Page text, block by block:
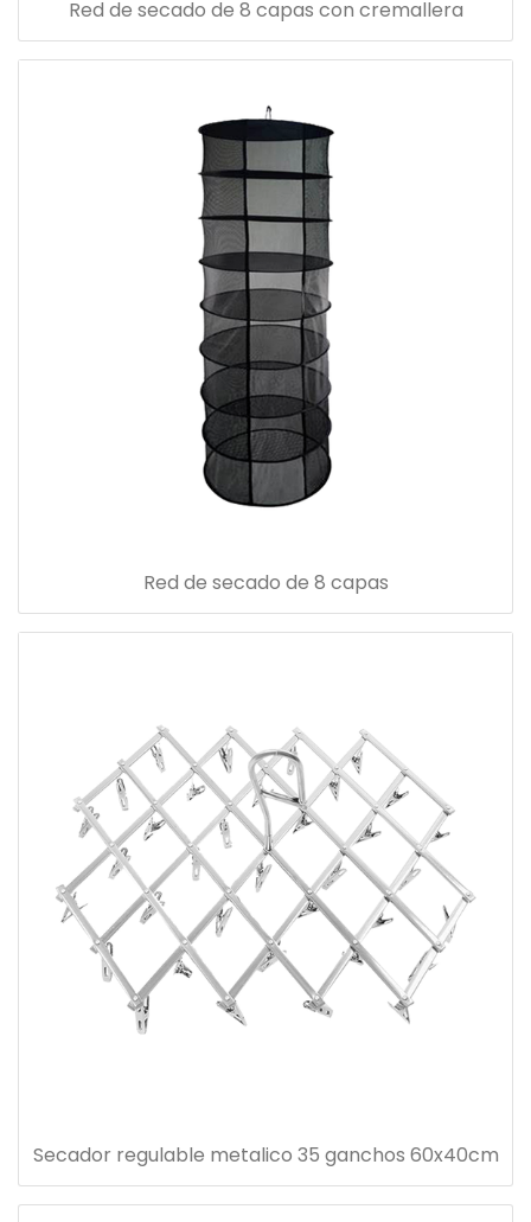
Red de secado de 8 capas con cremallera
Red de secado de 8 capas
Secador regulable metalico 35 ganchos 60x40cm